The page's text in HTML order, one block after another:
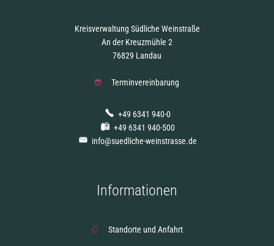
Kreisverwaltung Südliche Weinstraße
An der Kreuzmühle 2
76829 Landau
Terminvereinbarung
+49 6341 940-0
+49 6341 940-500
info@suedliche-weinstrasse.de
Informationen
Standorte und Anfahrt